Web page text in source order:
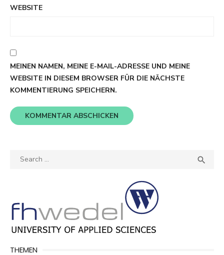
WEBSITE
MEINEN NAMEN, MEINE E-MAIL-ADRESSE UND MEINE
WEBSITE IN DIESEM BROWSER FÜR DIE NÄCHSTE
KOMMENTIERUNG SPEICHERN.
Search

THEMEN